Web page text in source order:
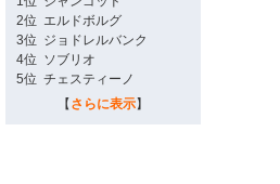
2位 エルドボルグ
3位 ジョドレルバンク
4位 ソブリオ
5位 チェスティーノ
【 さらに表示】